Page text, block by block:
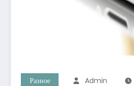
Разное Admin